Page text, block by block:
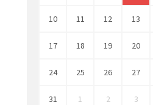
10 11 12 13
17 18 19 20
24 25 26 27
31 1 2 3